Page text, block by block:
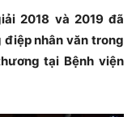
2018 và 2019 đã
nhân văn trong
tại Bệnh viện